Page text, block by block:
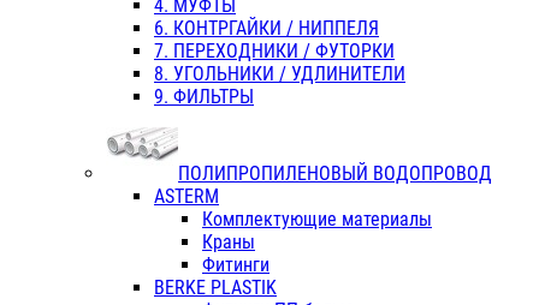
4. МУФТЫ
6. КОНТРГАЙКИ / НИППЕЛЯ
7. ПЕРЕХОДНИКИ / ФУТОРКИ
8. УГОЛЬНИКИ / УДЛИНИТЕЛИ
9. ФИЛЬТРЫ
ПОЛИПРОПИЛЕНОВЫЙ ВОДОПРОВОД
ASTERM
Комплектующие материалы
Краны
Фитинги
BERKE PLASTIK